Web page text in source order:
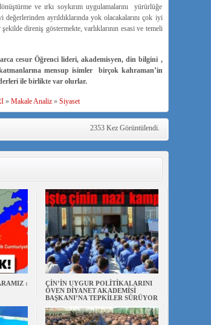
ve ırkı soykırım uygulamalarını yürürlüğe
ayrıldıklarında yok olacakalarını çok iyi
direniş göstermekte, varlıklarının esasi ve temeli
cesur Öğrenci lideri, akademisyen, din bilgini ,
mensup isimler birçok kahraman’in
ile birlikte var olurlar.
» Makale Analiz» Siyaset
2353 Kez Görüntülendi.
:
ÇİN’İN UYGUR POLİTİKALARINI
ÖVEN DİYANET AKADEMİSİ
BAŞKANI’NA TEPKİLER SÜRÜYOR